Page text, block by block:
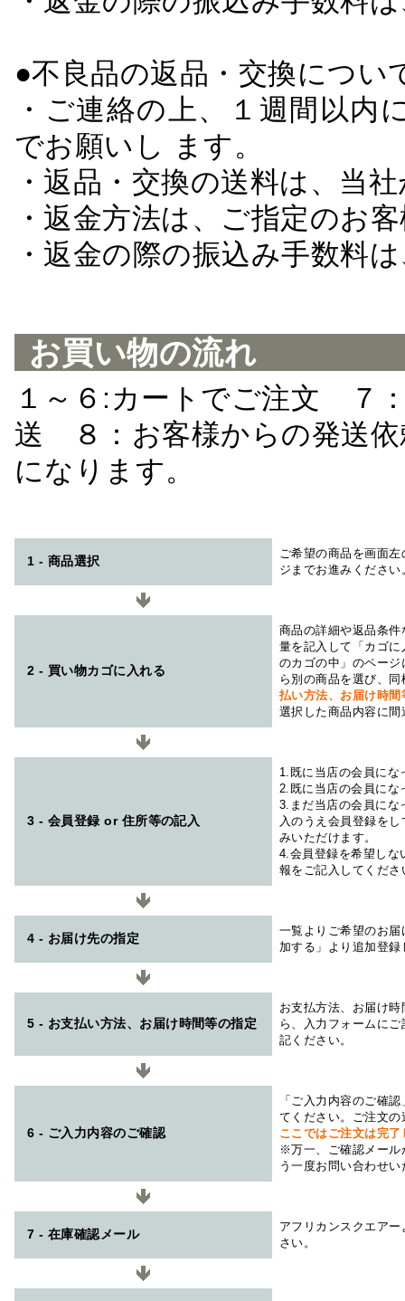
●不良品の返品・交換につい
・ご連絡の上、１週間以
でお願いし ます。
・返品・交換の送料は、当
・返金方法は、ご指定のお
・返金の際の振込み手数料
お買い物の流れ
１～６:カートでご注文 ７
送 ８：お客様からの発送
になります。
1 - 商品選択
ご希望の商品を画面
ジまでお進みください
2 - 買い物カゴに入れる
商品の詳細や返品条
量を記入して「カゴ
のカゴの中」のペー
ら別の商品を選び、
払い方法、お届け時
選択した商品内容に
3 - 会員登録 or 住所等の記入
1.既に当店の会員にな
2.既に当店の会員にな
3.まだ当店の会員にな
入のうえ会員登録を
みいただけます。
4.会員登録を希望しな
報をご記入してくださ
4 - お届け先の指定
一覧よりご希望のお
加する」より追加登
5 - お支払い方法、お届け時間等の指定
お支払方法、お届け
ら、入力フォームに
記ください。
6 - ご入力内容のご確認
「ご入力内容のご確
てください。ご注文
ここではご注文は完
※万一、ご確認メール
う一度お問い合わせ
7 - 在庫確認メール
アフリカンスクエアー
さい。